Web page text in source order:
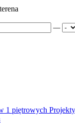
—
1 piętrowych